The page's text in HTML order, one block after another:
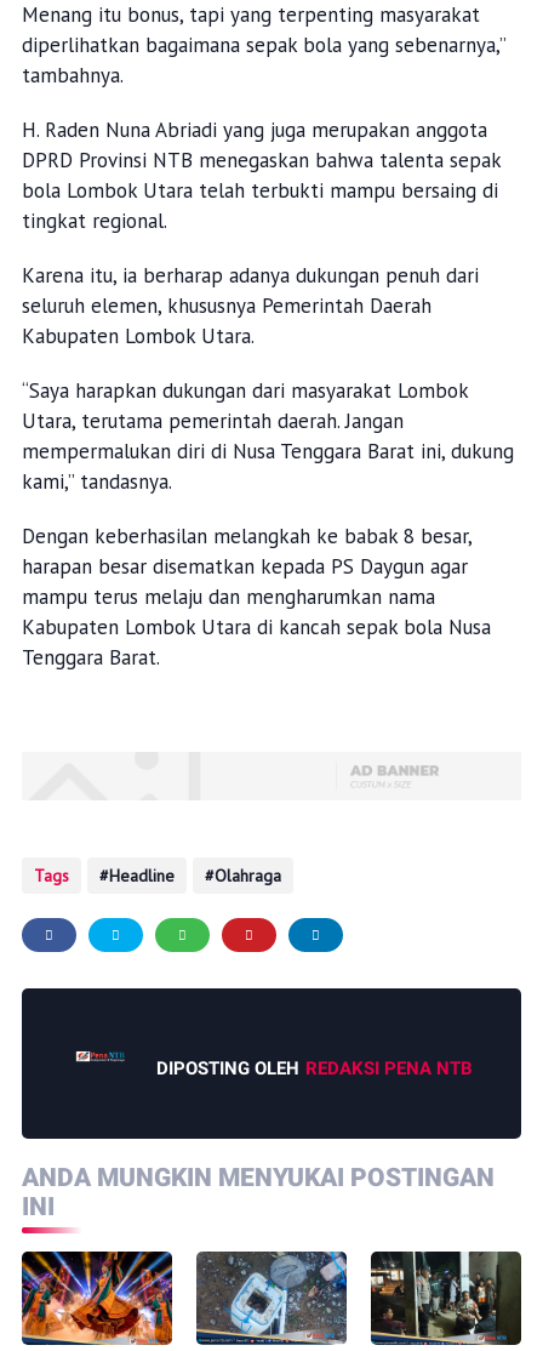
Menang itu bonus, tapi yang terpenting masyarakat
diperlihatkan bagaimana sepak bola yang sebenarnya,”
tambahnya.
H. Raden Nuna Abriadi yang juga merupakan anggota
DPRD Provinsi NTB menegaskan bahwa talenta sepak
bola Lombok Utara telah terbukti mampu bersaing di
tingkat regional.
Karena itu, ia berharap adanya dukungan penuh dari
seluruh elemen, khususnya Pemerintah Daerah
Kabupaten Lombok Utara.
“Saya harapkan dukungan dari masyarakat Lombok
Utara, terutama pemerintah daerah. Jangan
mempermalukan diri di Nusa Tenggara Barat ini, dukung
kami,” tandasnya.
Dengan keberhasilan melangkah ke babak 8 besar,
harapan besar disematkan kepada PS Daygun agar
mampu terus melaju dan mengharumkan nama
Kabupaten Lombok Utara di kancah sepak bola Nusa
Tenggara Barat.
Tags Headline Olahraga
DIPOSTING OLEH REDAKSI PENA NTB
ANDA MUNGKIN MENYUKAI POSTINGAN
INI